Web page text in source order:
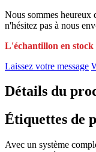
Nous sommes heureux
n'hésitez pas à nous
L'échantillon en
Laissez votre message
Détails du
Étiquettes de
Avec un système